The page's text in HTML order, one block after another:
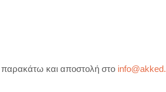
και αποστολή στο